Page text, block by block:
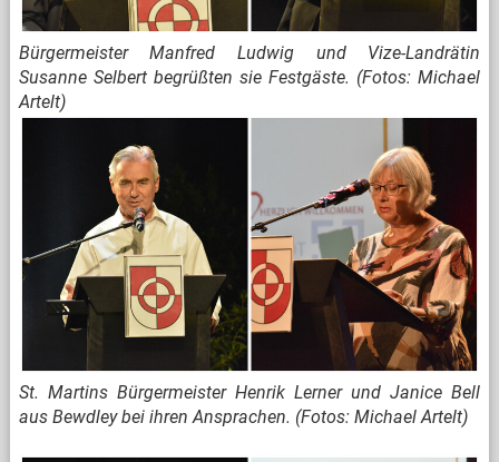
Bürgermeister Manfred Ludwig und Vize-Landrätin
Susanne Selbert begrüßten sie Festgäste. (Fotos: Michael
Artelt)
St. Martins Bürgermeister Henrik Lerner und Janice Bell
aus Bewdley bei ihren Ansprachen. (Fotos: Michael Artelt)